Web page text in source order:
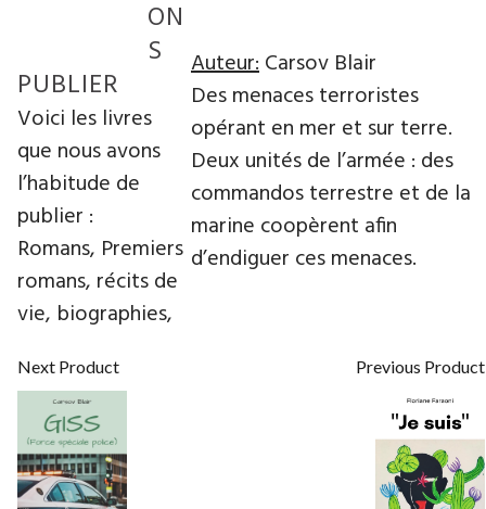
Auteur:Carsov Blair
Des menaces terroristes
opérant en mer et sur terre.
Deux unités de l’armée : des
commandos terrestre et de la
marine coopèrent afin
d’endiguer ces menaces.
Next Product Previous Product
ON
S
PUBLIER
Voici les livres
que nous avons
l’habitude de
publier :
Romans, Premiers
romans, récits de
vie, biographies,